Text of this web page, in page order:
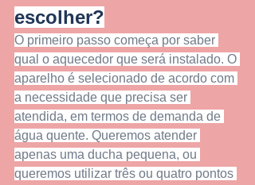
escolher?
O primeiro passo começa por saber
qual o aquecedor que será instalado. O
aparelho é selecionado de acordo com
a necessidade que precisa ser
atendida, em termos de demanda de
água quente. Queremos atender
apenas uma ducha pequena, ou
queremos utilizar três ou quatro pontos